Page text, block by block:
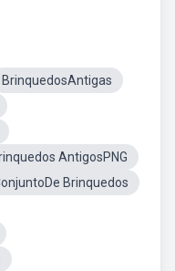
BrinquedosAntigas
AntigosPNG
Brinquedos